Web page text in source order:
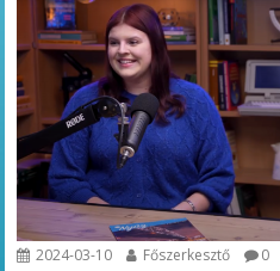
2024-03-10 Főszerkesztő 0